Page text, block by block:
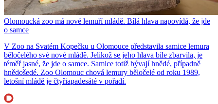
Olomoucká zoo má nové lemuří mládě. Bílá hlava napovídá, že jde
o samce
V Zoo na Svatém Kopečku u Olomouce představila samice lemura
běločelého své nové mládě. Jelikož se jeho hlava bíle zbarvila, je
téměř jasné, že jde o samce. Samice totiž bývají hnědé, případně
hnědošedé. Zoo Olomouc chová lemury běločelé od roku 1989,
letošní mládě je čtyřiapadesáté v pořadí.